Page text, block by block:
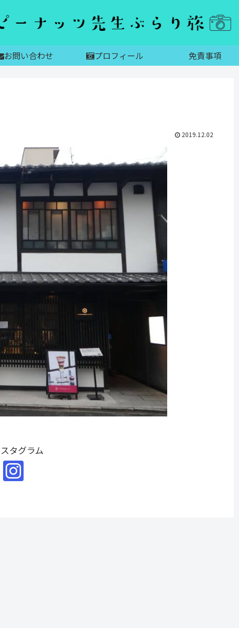
お問い合わせ プロフィール 免責事項
2019.12.02
タグラム